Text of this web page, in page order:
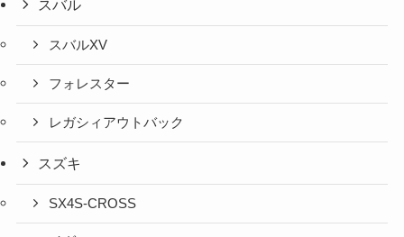
スバル
スバルXV
フォレスター
レガシィアウトバック
スズキ
SX4S-CROSS